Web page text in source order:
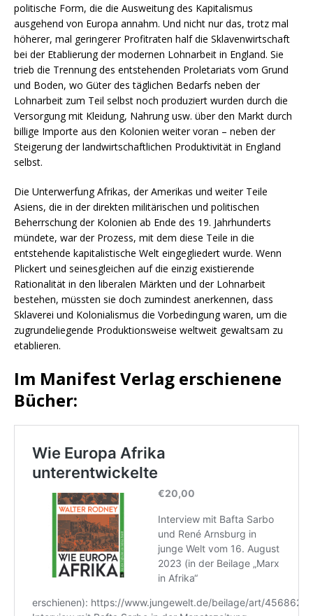
politische Form, die die Ausweitung des Kapitalismus
ausgehend von Europa annahm. Und nicht nur das, trotz mal
höherer, mal geringerer Profitraten half die Sklavenwirtschaft
bei der Etablierung der modernen Lohnarbeit in England. Sie
trieb die Trennung des entstehenden Proletariats vom Grund
und Boden, wo Güter des täglichen Bedarfs neben der
Lohnarbeit zum Teil selbst noch produziert wurden durch die
Versorgung mit Kleidung, Nahrung usw. über den Markt durch
billige Importe aus den Kolonien weiter voran – neben der
Steigerung der landwirtschaftlichen Produktivität in England
selbst.
Die Unterwerfung Afrikas, der Amerikas und weiter Teile
Asiens, die in der direkten militärischen und politischen
Beherrschung der Kolonien ab Ende des 19. Jahrhunderts
mündete, war der Prozess, mit dem diese Teile in die
entstehende kapitalistische Welt eingegliedert wurde. Wenn
Plickert und seinesgleichen auf die einzig existierende
Rationalität in den liberalen Märkten und der Lohnarbeit
bestehen, müssten sie doch zumindest anerkennen, dass
Sklaverei und Kolonialismus die Vorbedingung waren, um die
zugrundeliegende Produktionsweise weltweit gewaltsam zu
etablieren.
Im Manifest Verlag erschienene
Bücher: